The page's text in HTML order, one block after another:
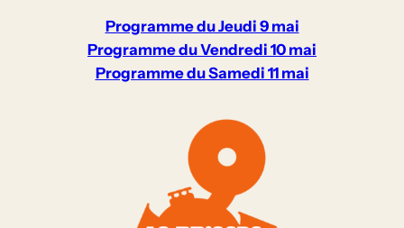
Programme du Jeudi 9 mai
Programme du Vendredi 10 mai
Programme du Samedi 11 mai